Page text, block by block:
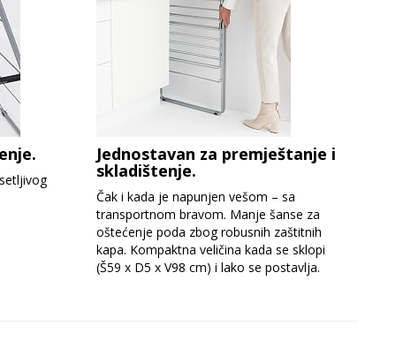
Jednostavan za premještanje i
skladištenje.
Čak i kada je napunjen vešom – sa
transportnom bravom. Manje šanse za
oštećenje poda zbog robusnih zaštitnih
kapa. Kompaktna veličina kada se sklopi
(Š59 x D5 x V98 cm) i lako se postavlja.